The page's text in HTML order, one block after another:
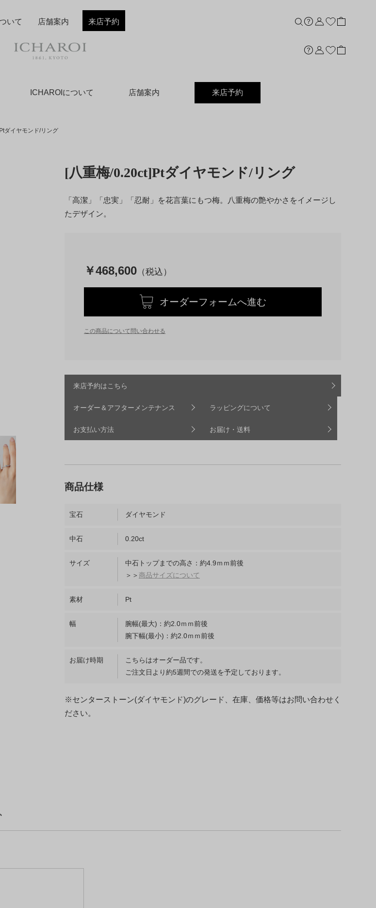
ICHAROIについて 店舗案内 来店予約
いて 店舗案内 来店予約
ダイヤモンド/リング
[八重梅/0.20ct]Ptダイヤモンド/リング
「高潔」「忠実」「忍耐」を花言葉にもつ梅。八重梅の艶やかさをイメージし
たデザイン。
￥468,600
オーダーフォームへ進む
この商品について問い合わせる
来店予約はこちら
オーダー＆アフターメンテナンス ラッピングについて
お支払い方法 お届け・送料
宝石 ダイヤモンド
中石 0.20ct
サイズ
中石トップまでの高さ：約4.9ｍｍ前後
＞＞商品サイズについて
素材 Pt
幅
腕幅(最大)：約2.0ｍｍ前後
腕下幅(最小)：約2.0ｍｍ前後
お届け時期
こちらはオーダー品です。
ご注文日より約5週間での発送を予定しております。
※センターストーン(ダイヤモンド)のグレード、在庫、価格等はお問い合わせく
ださい。